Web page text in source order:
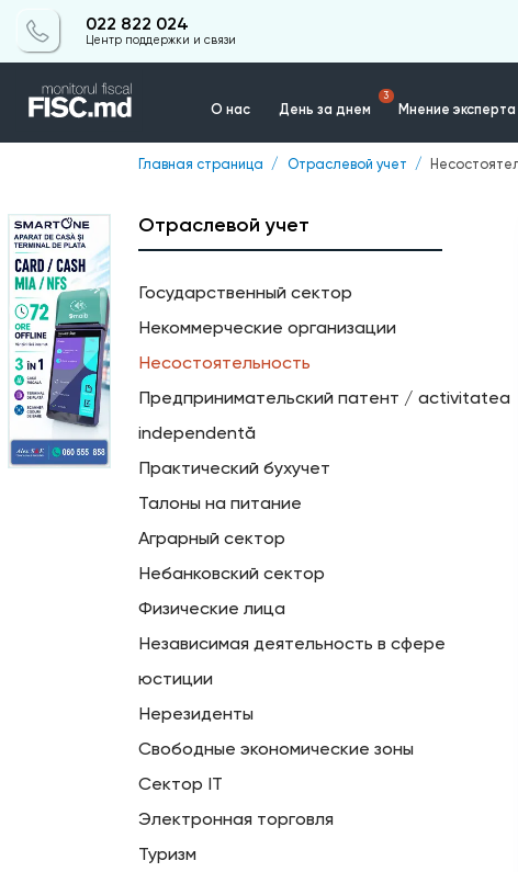
022 822 024
Центр поддержки и связи
О нас День за днем
3
Мнение эксперта
Главная страница Отраслевой учет
Отраслевой учет
Государственный сектор
Некоммерческие организации
Несостоятельность
Предпринимательский патент / activitatea
independentă
Практический бухучет
Талоны на питание
Аграрный сектор
Небанковский сектор
Физические лица
Независимая деятельность в сфере
юстиции
Нерезиденты
Свободные экономические зоны
Сектор IT
Электронная торговля
Туризм